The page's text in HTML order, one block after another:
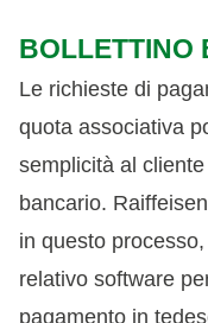
BOLLETTINO
Le richieste di
quota associativa
semplicità al
bancario.
in questo
relativo software
pagamento in